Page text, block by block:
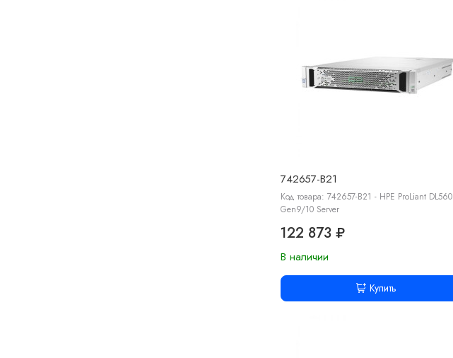
742657-B21
Код товара: 742657-B21 - HPE ProLiant DL560
Gen9/10 Server
122 873 ₽
В наличии
Купить